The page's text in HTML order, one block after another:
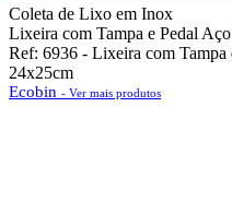
Coleta de Lixo em Inox
Lixeira com Tampa e Pedal
Ref: 6936 - Lixeira com
24x25cm
Ecobin - Ver mais produtos